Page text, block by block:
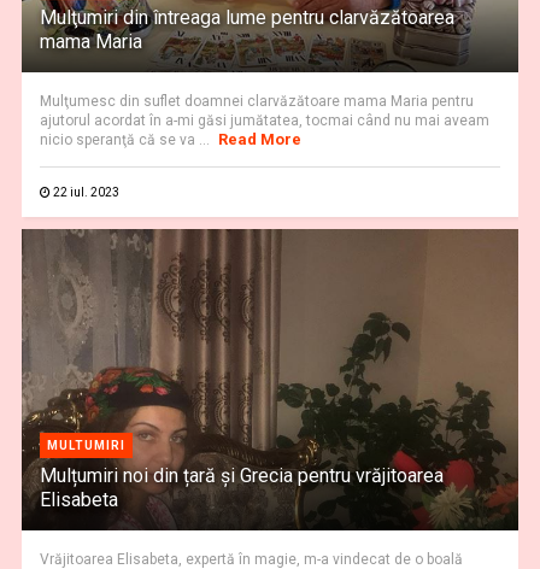
Mulţumiri din întreaga lume pentru clarvăzătoarea
mama Maria
Mulţumesc din suflet doamnei clarvăzătoare mama Maria pentru
ajutorul acordat în a-mi găsi jumătatea, tocmai când nu mai aveam
nicio speranţă că se va ...
Read More
22 iul. 2023
MULTUMIRI
Mulțumiri noi din țară și Grecia pentru vrăjitoarea
Elisabeta
Vrăjitoarea Elisabeta, expertă în magie, m-a vindecat de o boală